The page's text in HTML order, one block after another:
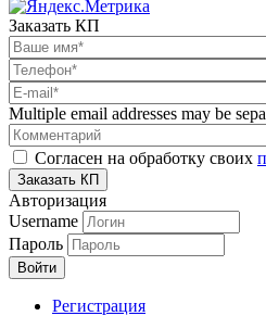
Заказать КП
Multiple email addresses may be
Согласен на обработку своих
Авторизация
Username
Пароль
Регистрация